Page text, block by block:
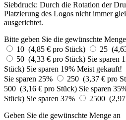
Siebdruck: Durch die Rotation der
Platzierung des Logos nicht immer
ausgerichtet.
Bitte geben Sie die gewünschte
10 (4,85 € pro Stück)
25
50 (4,33 € pro Stück) Sie sparen
Stück) Sie sparen 19% Meist gekauft!
Sie sparen 25%
250 (3,37 € pro
500 (3,16 € pro Stück) Sie sparen
Stück) Sie sparen 37% 2500
Geben Sie die gewünschte Menge an